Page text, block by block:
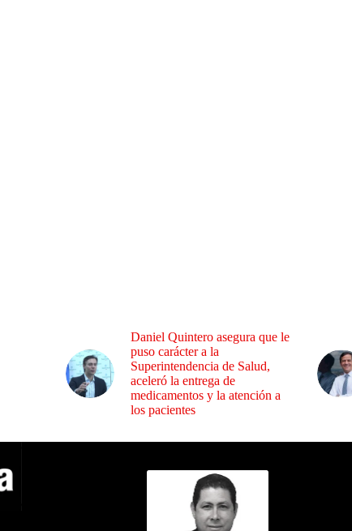
Daniel Quintero asegura que le
puso carácter a la
Superintendencia de Salud,
aceleró la entrega de
medicamentos y la atención a
los pacientes